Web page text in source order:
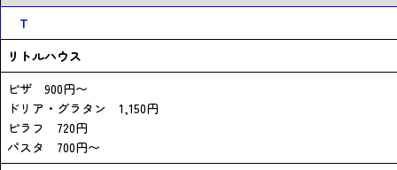
T
リトルハウス
ピザ 900円〜
ドリア・グラタン 1,150円
ピラフ 720円
パスタ 700円〜